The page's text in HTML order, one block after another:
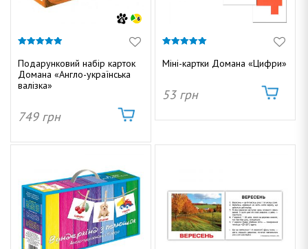
з 5
Подарунковий набір карток
Домана «Англо-українська
валізка»
749 грн
з 5
Міні-картки Домана «Цифри»
53 грн